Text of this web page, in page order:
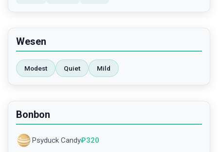
Wesen
Modest Quiet Mild
Bonbon
Psyduck Candy₽320